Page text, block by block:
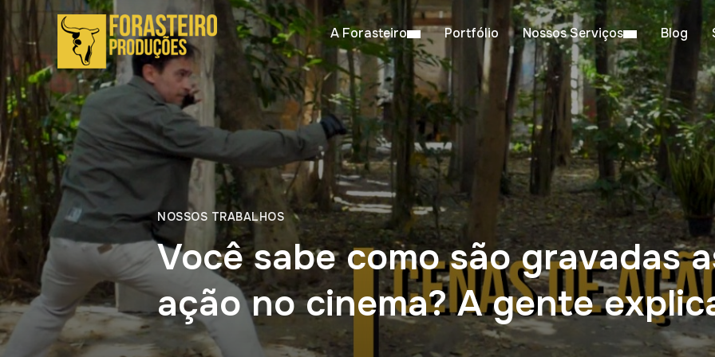
A Forasteiro Portfólio Nossos Serviços Blog
NOSSOS TRABALHOS
Você sabe como são gravadas
ação no cinema? A gente